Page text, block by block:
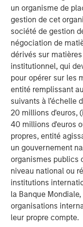
un organisme de
gestion de cet
société de gestion
négociation de
dérivés sur
institutionnel, qui
pour opérer sur les
entité remplissant
suivants à l’échelle
20 millions d'euros,
40 millions d'euros
propres, entité
un gouvernement
organismes publics
niveau national ou
institutions
la Banque Mondiale,
organisations
leur propre compte.
work with our real
portfolio companies
in a meaningful way.
Sebastian, Andreas
Instagrid to our
Vikram Raju,
Investing and 1GT:
“Reducing
construction and
Morgan Stanley’s
fortunate to have
visionary team with
a compelling
join the Instagrid
bring Morgan
capabilities to
their promising